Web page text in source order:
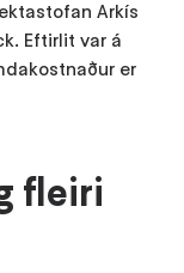
Arkís
Eftirlit var á
er
fleiri